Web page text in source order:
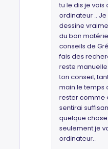
tu le dis je vais
ordinateur ..
dessine
du bon
conseils de
fais des
reste
ton conseil,
main le temps
rester comme
sentirai
quelque
seulement je
ordinateur..